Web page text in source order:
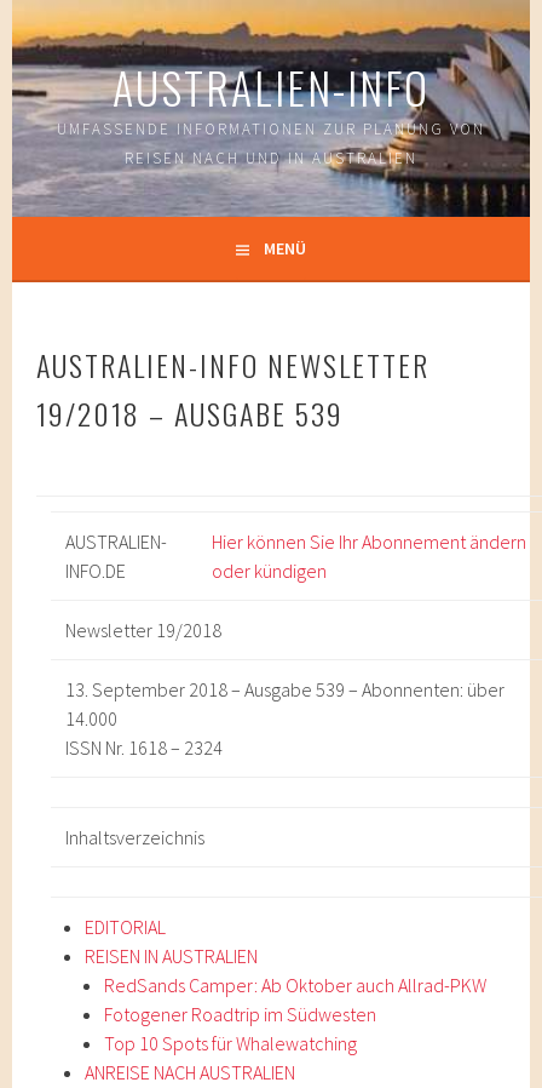
Springe
zum
Inhalt
AUSTRALIEN-INFO
UMFASSENDE INFORMATIONEN ZUR PLANUNG VON
REISEN NACH UND IN AUSTRALIEN
MENÜ
AUSTRALIEN-INFO NEWSLETTER
19/2018 – AUSGABE 539
AUSTRALIEN-
INFO.DE
Hier können Sie Ihr Abonnement ändern
oder kündigen
Newsletter 19/2018
13. September 2018 – Ausgabe 539 – Abonnenten: über
14.000
ISSN Nr. 1618 – 2324
Inhaltsverzeichnis
EDITORIAL
REISEN IN AUSTRALIEN
RedSands Camper: Ab Oktober auch Allrad-PKW
Fotogener Roadtrip im Südwesten
Top 10 Spots für Whalewatching
ANREISE NACH AUSTRALIEN